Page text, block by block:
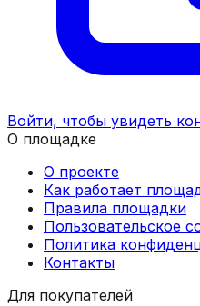
Войти, чтобы увидеть
О площадке
О проекте
Как работает
Правила площадки
Пользовательское
Политика
Контакты
Для покупателей